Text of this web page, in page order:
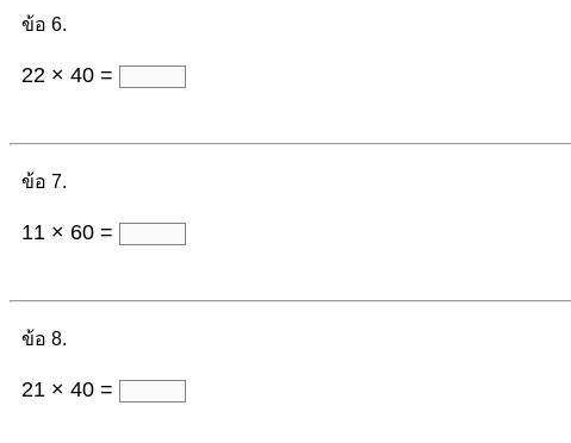
ข้อ 6.
22 × 40 =
ข้อ 7.
11 × 60 =
ข้อ 8.
21 × 40 =